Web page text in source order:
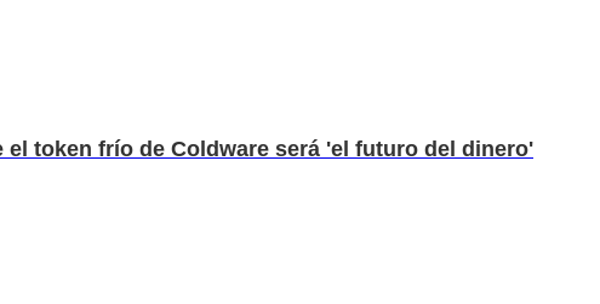
token frío de Coldware será 'el futuro del dinero'